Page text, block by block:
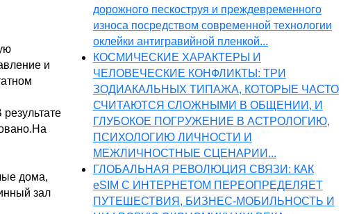
и
дома,
зал
дорожного пескоструя и преждевременного
износа посредством современной технологии
оклейки антигравийной пленкой...
КОСМИЧЕСКИЕ ХАРАКТЕРЫ И
ЧЕЛОВЕЧЕСКИЕ КОНФЛИКТЫ: ТРИ
ЗОДИАКАЛЬНЫХ ТИПАЖА, КОТОРЫЕ ЧАСТО
СЧИТАЮТСЯ СЛОЖНЫМИ В ОБЩЕНИИ, И
ГЛУБОКОЕ ПОГРУЖЕНИЕ В АСТРОЛОГИЮ,
ПСИХОЛОГИЮ ЛИЧНОСТИ И
МЕЖЛИЧНОСТНЫЕ СЦЕНАРИИ...
ГЛОБАЛЬНАЯ РЕВОЛЮЦИЯ СВЯЗИ: КАК
eSIM С ИНТЕРНЕТОМ ПЕРЕОПРЕДЕЛЯЕТ
ПУТЕШЕСТВИЯ, БИЗНЕС-МОБИЛЬНОСТЬ И